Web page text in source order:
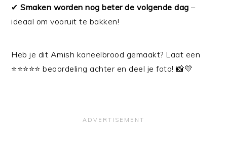
✔Smaken worden nog beter de volgende dag –
ideaal om vooruit te bakken!
Heb je dit Amish kaneelbrood gemaakt? Laat een
⭐⭐⭐⭐⭐ beoordeling achter en deel je foto! 📸💛